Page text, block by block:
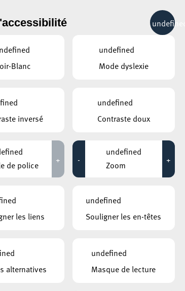
MOBILITÉ
AUTRES ÉVÉNEMENTS
ESCH2022 / TERRITOIRE LUXEMBOURG
Radio Art Zone: Anna Friz –
featuring a live
KONSCHTHAL ESCH
Visite dessinée – Walking,
Talking, Drawing
Le Soubresaut du Castor –
AUTRES ÉVÉNEMENTS
12°C
Blanc
undefined
Mode dyslexie
inversé
undefined
Contraste doux
de police
+ -
undefined
Zoom
+
les liens
undefined
Souligner les en-têtes
alternatives
undefined
Masque de lecture